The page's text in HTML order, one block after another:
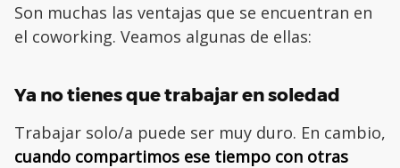
Son muchas las ventajas que se encuentran en
el coworking. Veamos algunas de ellas:
Ya no tienes que trabajar en soledad
Trabajar solo/a puede ser muy duro. En cambio,
cuando compartimos ese tiempo con otras